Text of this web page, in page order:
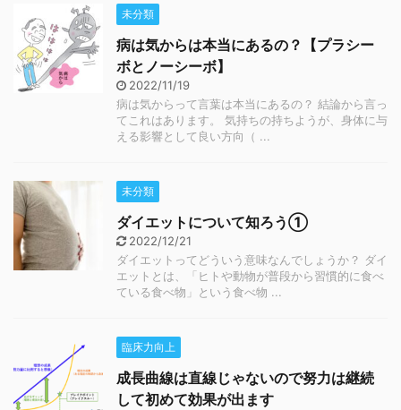
未分類
病は気からは本当にあるの？【プラシー
ボとノーシーボ】
2022/11/19
病は気からって言葉は本当にあるの？ 結論から言っ
てこれはあります。 気持ちの持ちようが、身体に与
える影響として良い方向（ ...
未分類
ダイエットについて知ろう①
2022/12/21
ダイエットってどういう意味なんでしょうか？ ダイ
エットとは、「ヒトや動物が普段から習慣的に食べ
ている食べ物」という食べ物 ...
臨床力向上
成長曲線は直線じゃないので努力は継続
して初めて効果が出ます